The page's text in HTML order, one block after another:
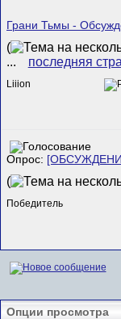
Грани Тьмы -
(
...
последняя
Liiion
Опрос:
(
Победитель
Опции просмотра